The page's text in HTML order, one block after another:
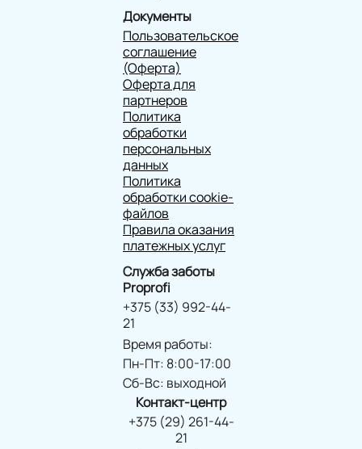
Документы
Пользовательское
соглашение
(Оферта)
Оферта для
партнеров
Политика
обработки
персональных
данных
Политика
обработки cookie-
файлов
Правила оказания
платежных услуг
Служба заботы
Proprofi
+375 (33) 992-44-
21
Время работы:
Пн-Пт: 8:00-17:00
Сб-Вс: выходной
Контакт-центр
+375 (29) 261-44-
21